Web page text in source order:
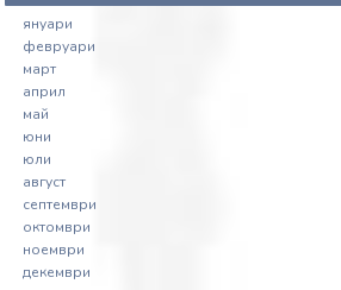
януари
февруари
март
април
май
юни
юли
август
септември
октомври
ноември
декември